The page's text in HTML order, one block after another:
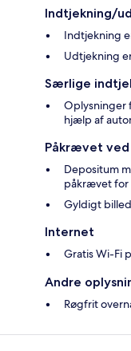
Indtjekning/
Indtjekning
Udtjekning
Særlige
Oplysninger
hjælp af
Påkrævet
Depositum
påkrævet
Gyldigt
Internet
Gratis Wi-Fi
Andre
Røgfrit